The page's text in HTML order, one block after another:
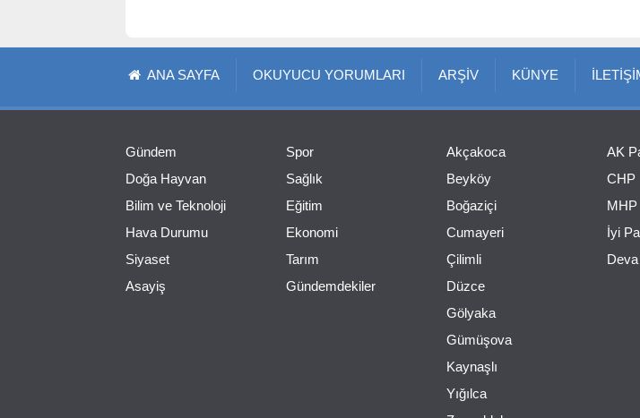
ANA SAYFA OKUYUCU YORUMLARI ARŞİV KÜNYE
Gündem
Doğa Hayvan
Bilim ve Teknoloji
Hava Durumu
Siyaset
Asayiş
Spor
Sağlık
Eğitim
Ekonomi
Tarım
Gündemdekiler
Akçakoca
Beyköy
Boğaziçi
Cumayeri
Çilimli
Düzce
Gölyaka
Gümüşova
Kaynaşlı
Yığılca
AK
CHP
MHP
İyi